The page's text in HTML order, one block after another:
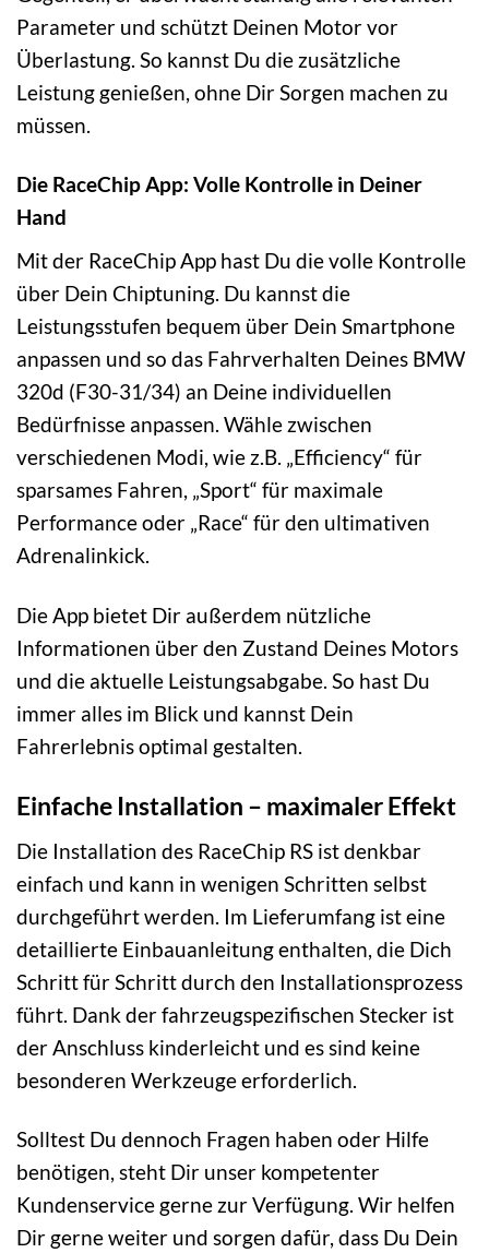
Parameter und schützt Deinen Motor vor
Überlastung. So kannst Du die zusätzliche
Leistung genießen, ohne Dir Sorgen machen zu
müssen.
Die RaceChip App: Volle Kontrolle in Deiner
Hand
Mit der RaceChip App hast Du die volle Kontrolle
über Dein Chiptuning. Du kannst die
Leistungsstufen bequem über Dein Smartphone
anpassen und so das Fahrverhalten Deines BMW
320d (F30-31/34) an Deine individuellen
Bedürfnisse anpassen. Wähle zwischen
verschiedenen Modi, wie z.B. „Efficiency“ für
sparsames Fahren, „Sport“ für maximale
Performance oder „Race“ für den ultimativen
Adrenalinkick.
Die App bietet Dir außerdem nützliche
Informationen über den Zustand Deines Motors
und die aktuelle Leistungsabgabe. So hast Du
immer alles im Blick und kannst Dein
Fahrerlebnis optimal gestalten.
Einfache Installation – maximaler Effekt
Die Installation des RaceChip RS ist denkbar
einfach und kann in wenigen Schritten selbst
durchgeführt werden. Im Lieferumfang ist eine
detaillierte Einbauanleitung enthalten, die Dich
Schritt für Schritt durch den Installationsprozess
führt. Dank der fahrzeugspezifischen Stecker ist
der Anschluss kinderleicht und es sind keine
besonderen Werkzeuge erforderlich.
Solltest Du dennoch Fragen haben oder Hilfe
benötigen, steht Dir unser kompetenter
Kundenservice gerne zur Verfügung. Wir helfen
Dir gerne weiter und sorgen dafür, dass Du Dein